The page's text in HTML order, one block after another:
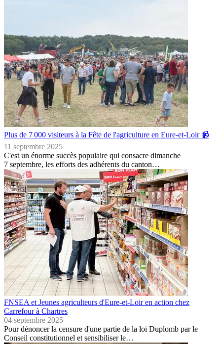
Plus de 7 000 visiteurs à la Fête de l'agriculture en Eure-et-Loir 📹
11 septembre 2025
C'est un énorme succès populaire qui consacre dimanche
7 septembre, les efforts des adhérents du canton…
FNSEA et Jeunes agriculteurs d'Eure-et-Loir en action chez
Carrefour à Chartres
04 septembre 2025
Pour dénoncer la censure d'une partie de la loi Duplomb par le
Conseil constitutionnel et sensibiliser le…